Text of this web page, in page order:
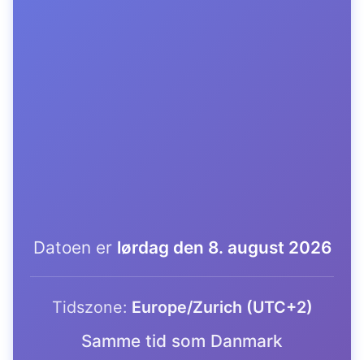
Datoen er lørdag den 8. august 2026
Tidszone: Europe/Zurich (UTC+2)
Samme tid som Danmark